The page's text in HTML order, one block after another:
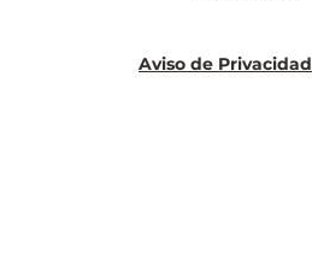
Aviso de Privacidad